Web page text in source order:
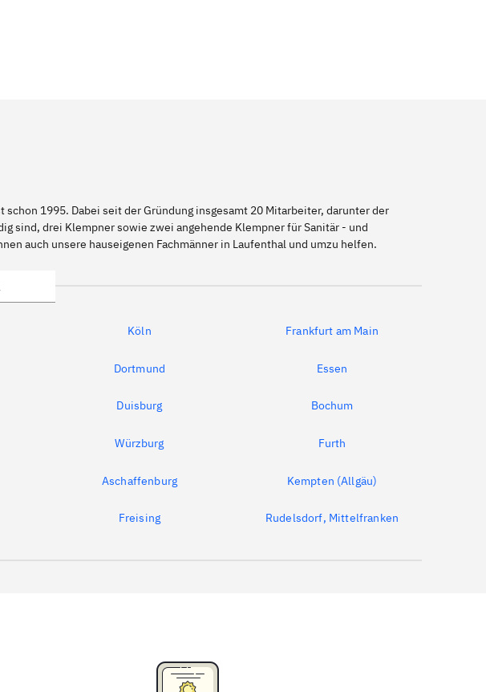
1995. Dabei seit der Gründung insgesamt 20 Mitarbeiter, darunter der
sind, drei Klempner sowie zwei angehende Klempner für Sanitär - und
auch unsere hauseigenen Fachmänner in Laufenthal und umzu helfen.
Köln Frankfurt am Main
Dortmund Essen
Duisburg Bochum
Würzburg Furth
Aschaffenburg Kempten (Allgäu)
Freising Rudelsdorf, Mittelfranken